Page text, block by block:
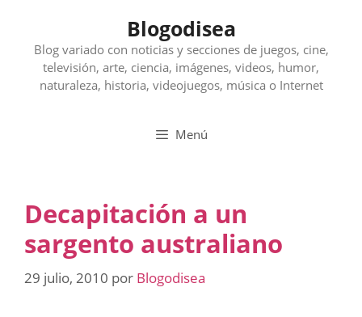
contenido
Blogodisea
Blog variado con noticias y secciones de juegos, cine,
televisión, arte, ciencia, imágenes, videos, humor,
naturaleza, historia, videojuegos, música o Internet
Menú
Decapitación a un
sargento australiano
29 julio, 2010 por Blogodisea